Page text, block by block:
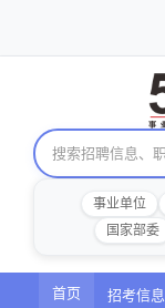
事业单位
国家部委
首页 招考信息